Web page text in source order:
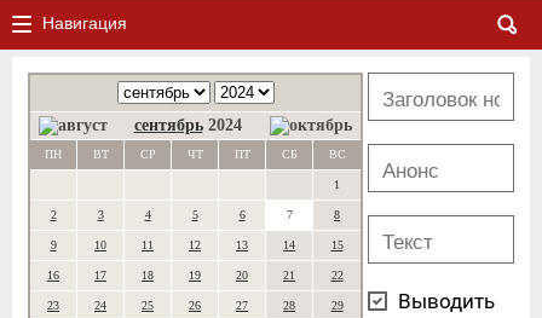
Навигация
сентябрь 2024
ПН ВТ СР ЧТ ПТ СБ ВС
1
2 3 4 5 6 7 8
9 10 11 12 13 14 15
16 17 18 19 20 21 22
23 24 25 26 27 28 29
Выводить